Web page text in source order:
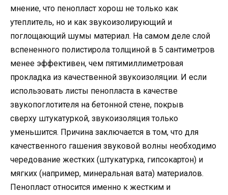
мнение, что пенопласт хорош не только как
утеплитель, но и как звукоизолирующий и
поглощающий шумы материал. На самом деле слой
вспененного полистирола толщиной в 5 сантиметров
менее эффективен, чем пятимиллиметровая
прокладка из качественной звукоизоляции. И если
использовать листы пенопласта в качестве
звукопоглотителя на бетонной стене, покрыв
сверху штукатуркой, звукоизоляция только
уменьшится. Причина заключается в том, что для
качественного гашения звуковой волны необходимо
чередование жестких (штукатурка, гипсокартон) и
мягких (например, минеральная вата) материалов.
Пенопласт относится именно к жестким и